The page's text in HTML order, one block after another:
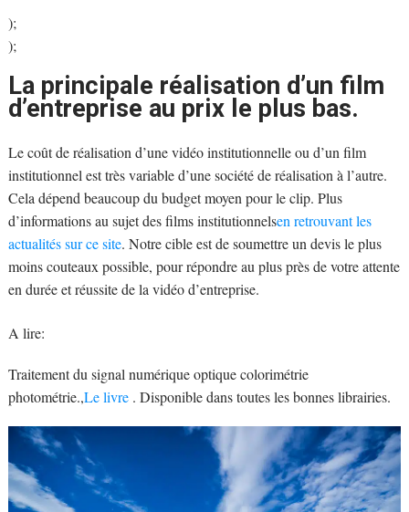
);
);
La principale réalisation d’un film
d’entreprise au prix le plus bas.
Le coût de réalisation d’une vidéo institutionnelle ou d’un film
institutionnel est très variable d’une société de réalisation à l’autre.
Cela dépend beaucoup du budget moyen pour le clip. Plus
d’informations au sujet des films institutionnelsen retrouvant les
actualités sur ce site. Notre cible est de soumettre un devis le plus
moins couteaux possible, pour répondre au plus près de votre attente
en durée et réussite de la vidéo d’entreprise.
A lire:
Traitement du signal numérique optique colorimétrie
photométrie.,Le livre . Disponible dans toutes les bonnes librairies.